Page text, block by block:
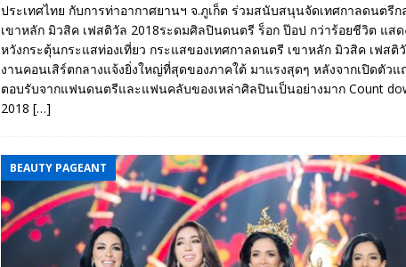
ประเทศไทย กับการท่าอากาศยานฯ จ.ภูเก็ต ร่วมสนับสนุนจัดเทศกาลดนตรี
เขาหลัก มิวสิค เฟสติวัล 2018ระดมศิลปินดนตรี ร็อก ป๊อป กว่าร้อยชีวิต แส
หวังกระตุ้นกระแสท่องเที่ยว กระแสของเทศกาลดนตรี เขาหลัก มิวสิค เฟสติ
งานคอนเสิร์ตกลางแจ้งยิ่งใหญ่ที่สุดของภาคใต้ มาแรงสุดๆ หลังจากเปิดตัวแ
ตอบรับจากแฟนดนตรีและแฟนคลับของเหล่าศิลปินเป็นอย่างมาก Count
2018 […]
BEAUTY PAGEANT